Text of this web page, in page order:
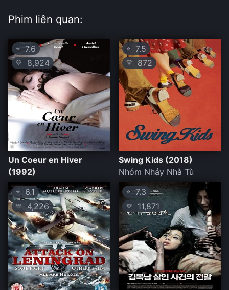
Phim liên quan:
⭐7.6
💛 8,924
Un Coeur en Hiver
(1992)
⭐ 7.5
💛 872
Swing Kids (2018)
Nhóm Nhảy Nhà Tù
⭐ 6.1
💛 4,226
⭐ 7.3
💛 11,871